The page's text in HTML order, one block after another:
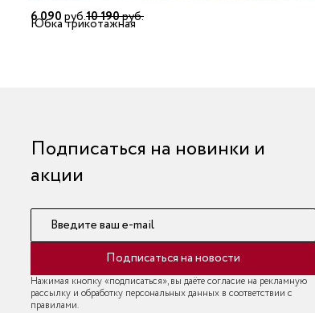
6 090руб.10 190руб.
Юбка трикотажная
Подписаться на новинки и
акции
Введите ваш e-mail
Подписаться на новости
Нажимая кнопку «подписаться», вы даёте согласие на рекламную
рассылку и обработку персональных данных в соответствии с
правилами.